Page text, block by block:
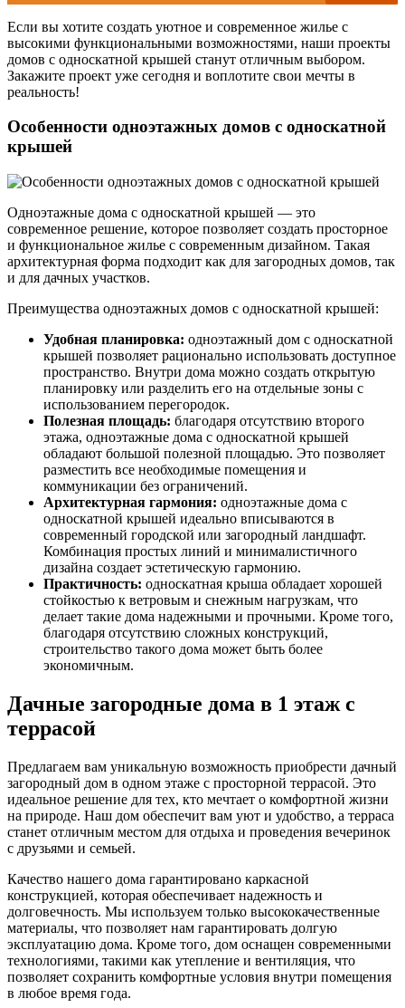
Если вы хотите создать уютное и современное жилье с
высокими функциональными возможностями, наши проекты
домов с односкатной крышей станут отличным выбором.
Закажите проект уже сегодня и воплотите свои мечты в
реальность!
Особенности одноэтажных домов с односкатной
крышей
Одноэтажные дома с односкатной крышей — это
современное решение, которое позволяет создать просторное
и функциональное жилье с современным дизайном. Такая
архитектурная форма подходит как для загородных домов, так
и для дачных участков.
Преимущества одноэтажных домов с односкатной крышей:
Удобная планировка: одноэтажный дом с односкатной
крышей позволяет рационально использовать доступное
пространство. Внутри дома можно создать открытую
планировку или разделить его на отдельные зоны с
использованием перегородок.
Полезная площадь: благодаря отсутствию второго
этажа, одноэтажные дома с односкатной крышей
обладают большой полезной площадью. Это позволяет
разместить все необходимые помещения и
коммуникации без ограничений.
Архитектурная гармония: одноэтажные дома с
односкатной крышей идеально вписываются в
современный городской или загородный ландшафт.
Комбинация простых линий и минималистичного
дизайна создает эстетическую гармонию.
Практичность: односкатная крыша обладает хорошей
стойкостью к ветровым и снежным нагрузкам, что
делает такие дома надежными и прочными. Кроме того,
благодаря отсутствию сложных конструкций,
строительство такого дома может быть более
экономичным.
Дачные загородные дома в 1 этаж с
террасой
Предлагаем вам уникальную возможность приобрести дачный
загородный дом в одном этаже с просторной террасой. Это
идеальное решение для тех, кто мечтает о комфортной жизни
на природе. Наш дом обеспечит вам уют и удобство, а терраса
станет отличным местом для отдыха и проведения вечеринок
с друзьями и семьей.
Качество нашего дома гарантировано каркасной
конструкцией, которая обеспечивает надежность и
долговечность. Мы используем только высококачественные
материалы, что позволяет нам гарантировать долгую
эксплуатацию дома. Кроме того, дом оснащен современными
технологиями, такими как утепление и вентиляция, что
позволяет сохранить комфортные условия внутри помещения
в любое время года.